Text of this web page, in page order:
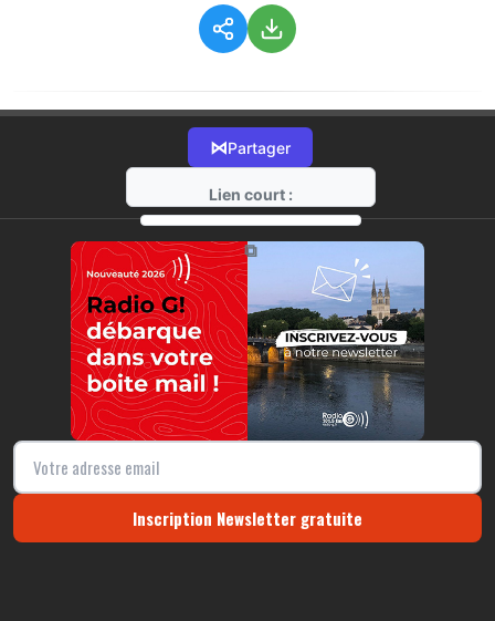
⋈Partager
Lien court :
https://radio-g.fr?19796
⧉
Inscription Newsletter gratuite